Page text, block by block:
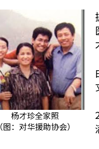
杨才珍全家照
（图：对华援助协会）